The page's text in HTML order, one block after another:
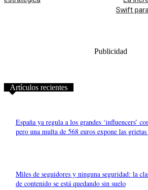
Swift
Publicidad
Artículos recientes
España ya regula a los grandes ‘influencers’
pero una multa de 568 euros expone las
Miles de seguidores y ninguna seguridad: la
de contenido se está quedando sin suelo